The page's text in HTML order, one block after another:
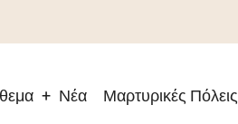
Νέα Μαρτυρικές Πόλεις